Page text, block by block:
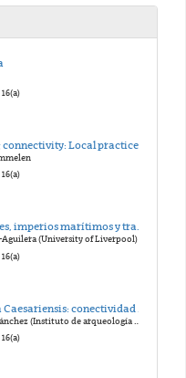
Navegadores, imperios marítimos y trabajadoras invisibles en el mundo Fenicio-Púnico
(University of Liverpool)
Jesús García Sánchez (Instituto de arqueología de Mérida IAM/CSIC)